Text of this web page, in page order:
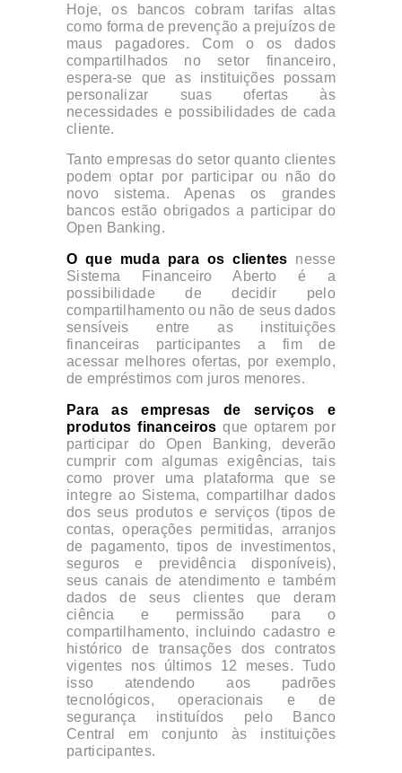
Hoje, os bancos cobram tarifas altas
como forma de prevenção a prejuízos de
maus pagadores. Com o os dados
compartilhados no setor financeiro,
espera-se que as instituições possam
personalizar suas ofertas às
necessidades e possibilidades de cada
cliente.
Tanto empresas do setor quanto clientes
podem optar por participar ou não do
novo sistema. Apenas os grandes
bancos estão obrigados a participar do
Open Banking.
O que muda para os clientes nesse
Sistema Financeiro Aberto é a
possibilidade de decidir pelo
compartilhamento ou não de seus dados
sensíveis entre as instituições
financeiras participantes a fim de
acessar melhores ofertas, por exemplo,
de empréstimos com juros menores.
Para as empresas de serviços e
produtos financeiros que optarem por
participar do Open Banking, deverão
cumprir com algumas exigências, tais
como prover uma plataforma que se
integre ao Sistema, compartilhar dados
dos seus produtos e serviços (tipos de
contas, operações permitidas, arranjos
de pagamento, tipos de investimentos,
seguros e previdência disponíveis),
seus canais de atendimento e também
dados de seus clientes que deram
ciência e permissão para o
compartilhamento, incluindo cadastro e
histórico de transações dos contratos
vigentes nos últimos 12 meses. Tudo
isso atendendo aos padrões
tecnológicos, operacionais e de
segurança instituídos pelo Banco
Central em conjunto às instituições
participantes.